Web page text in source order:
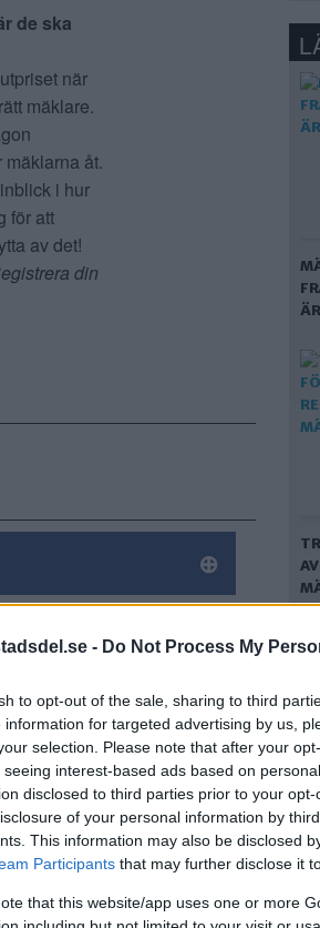
- Do Not Process My
to opt-out of the sale, sharing to third
information for targeted advertising by us,
selection. Please note that after your
seeing interest-based ads based on
disclosed to third parties prior to your
of your personal information by
This information may also be disclosed
Participants that may further disclose it
that this website/app uses one or more
de ska
när
mäklare.
åt.
i hur
för att
av det!
din